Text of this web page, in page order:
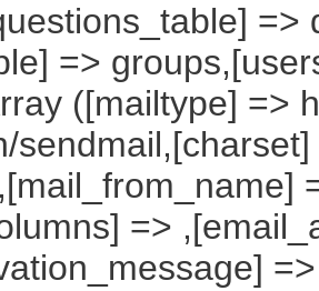
=>
([mailtype] =>
=>
=>